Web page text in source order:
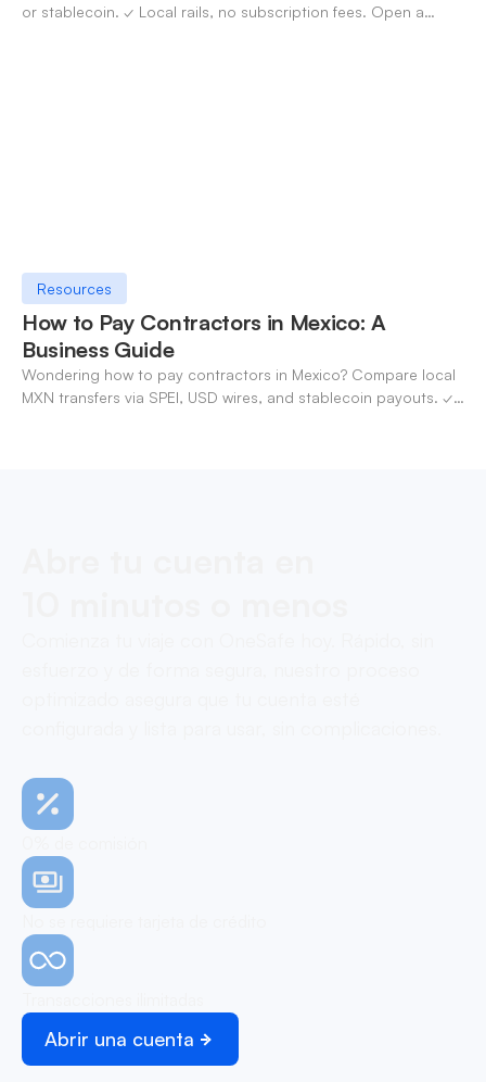
or stablecoin. ✓ Local rails, no subscription fees. Open a
Resources
How to Pay Contractors in Mexico: A
Business Guide
Wondering how to pay contractors in Mexico? Compare local
MXN transfers via SPEI, USD wires, and stablecoin payouts. ✓
Abrir una cuenta